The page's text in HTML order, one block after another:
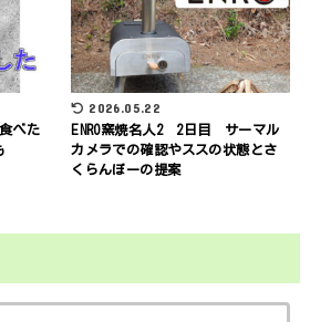
べた
2026.05.22
ENRO窯焼名人2 2日目 サーマル
カメラでの確認やススの状態とさ
くらんぼーの提案